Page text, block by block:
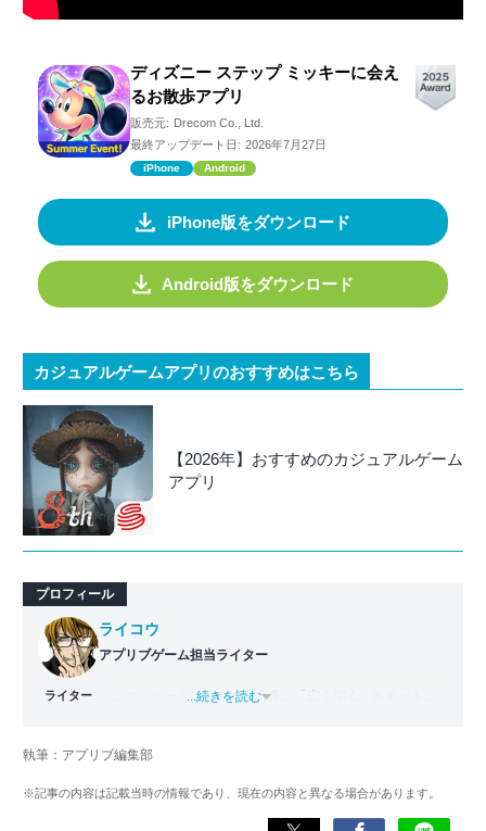
ディズニー ステップ ミッキーに会え
るお散歩アプリ
販売元: Drecom Co., Ltd.
最終アップデート日: 2026年7月27日
iPhone Android
iPhone版をダウンロード
Android版をダウンロード
カジュアルゲームアプリのおすすめはこちら
【2026年】おすすめのカジュアルゲーム
アプリ
プロフィール
ライター
ライコウ
アプリブゲーム担当ライター
バンタンゲームアカデミー 出身。「広く深く」をモットー
ゲームだけでも1,000本以上。ゲーム開発者を目指した経験
くして面白さを引き出し、人々に伝えるためゲームライタ
...続きを読む
執筆：アプリブ編集部
※記事の内容は記載当時の情報であり、現在の内容と異なる場合があります。